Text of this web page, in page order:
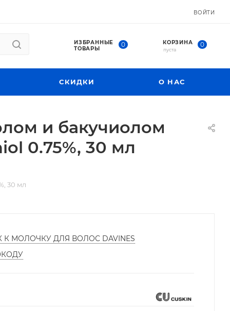
ВОЙТИ
ИЗБРАННЫЕ
ТОВАРЫ
0 КОРЗИНА 0
пуста
СКИДКИ О НАС
и бакучиолом
0.75%, 30 мл
30 мл
МОЛОЧКУ ДЛЯ ВОЛОС DAVINES